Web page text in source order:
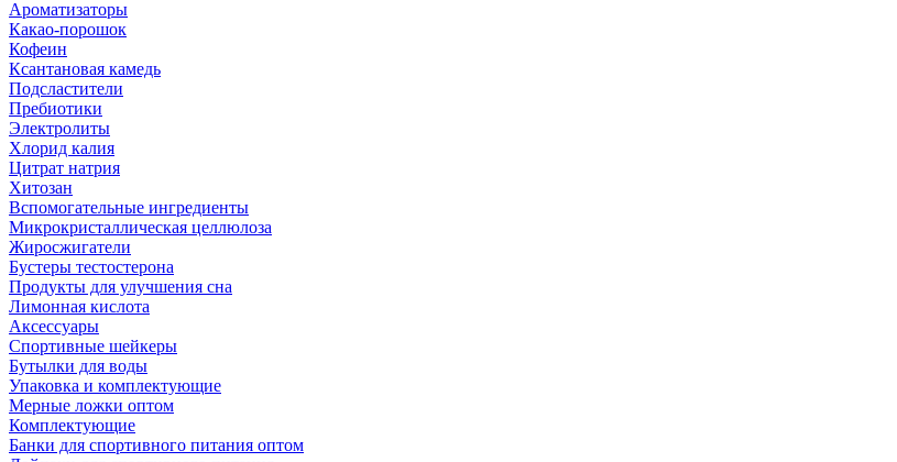
Ароматизаторы
Какао-порошок
Кофеин
Ксантановая камедь
Подсластители
Пребиотики
Электролиты
Хлорид калия
Цитрат натрия
Хитозан
Вспомогательные ингредиенты
Микрокристаллическая целлюлоза
Жиросжигатели
Бустеры тестостерона
Продукты для улучшения сна
Лимонная кислота
Аксессуары
Спортивные шейкеры
Бутылки для воды
Упаковка и комплектующие
Мерные ложки оптом
Комплектующие
Банки для спортивного питания оптом